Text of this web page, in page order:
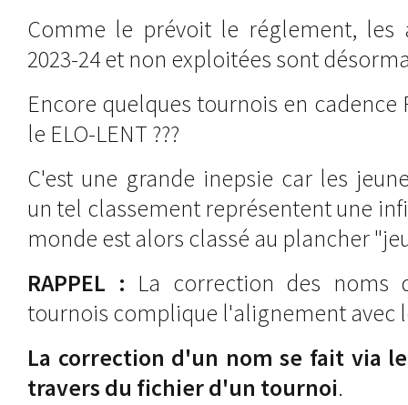
Comme le prévoit le réglement, les
2023-24 et non exploitées sont
Encore quelques tournois en cadence
le ELO-LENT ???
C'est une grande inepsie car les
un tel classement représentent une
monde est alors classé au plancher
RAPPEL : La correction des noms
tournois complique l'alignement avec
La correction d'un nom se fait via
travers du fichier d'un tournoi.